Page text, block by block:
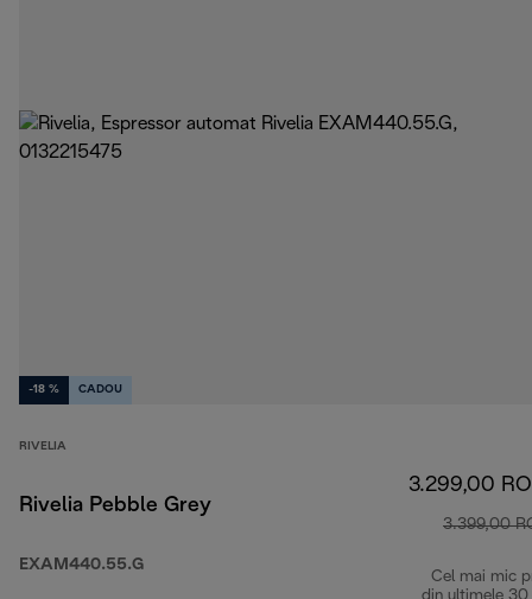
-18 % CADOU
RIVELIA
Rivelia Pebble Grey
EXAM440.55.G
3.299,00
3.399,00
Cel mai mic